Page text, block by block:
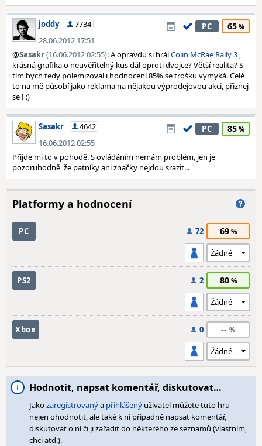
joddy
7734
28.06.2012 17:51
PC 65
@Sasakr(16.06.2012 02:55): A opravdu si hrálColin McRae Rally 3 ,
krásná grafika o neuvěřitelný kus dál oproti dvojce? Větší realita? S
tím bych tedy polemizoval i hodnocení 85% se trošku vymyká. Celé
to na mě působí jako reklama na nějakou výprodejovou akci, přiznej
se ! :)
Sasakr
4642
16.06.2012 02:55
PC 85
Přijde mi to v pohodě. S ovládáním nemám problém, jen je
pozoruhodně, že patníky ani značky nejdou srazit...
Platformy a hodnocení
PC 72 69
PS2 2 80
Xbox 0 --
Hodnotit, napsat komentář, diskutovat…
Jakozaregistrovanýa přihlášený uživatel můžete tuto hru
nejen ohodnotit, ale také k ní případně napsat komentář,
diskutovat o ní či ji zařadit do některého ze seznamů (vlastním,
chci atd.).